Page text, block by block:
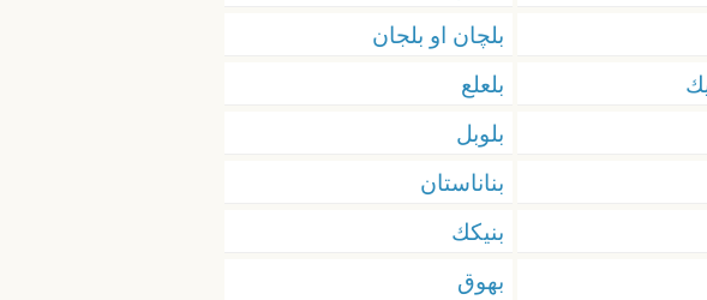
بلچان او بلجان
بلعلع
بلوبل
بناناستان
بنيكك
بهوق